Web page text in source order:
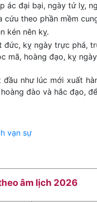
ác đại bại, ngày tứ lỵ,
theo phần mềm
kén nên kỵ.
kỵ ngày trực phá,
mã, hoàng đạo, kỵ
như lúc mới xuất
đào và hắc đạo,
vạn sự
âm lịch 2026